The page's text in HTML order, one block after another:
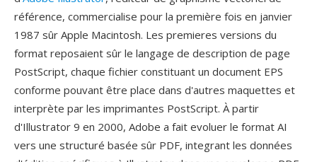
référence, commercialise pour la première fois en janvier
1987 sûr Apple Macintosh. Les premieres versions du
format reposaient sûr le langage de description de page
PostScript, chaque fichier constituant un document EPS
conforme pouvant être place dans d'autres maquettes et
interprète par les imprimantes PostScript. À partir
d'Illustrator 9 en 2000, Adobe a fait evoluer le format AI
vers une structuré basée sûr PDF, integrant les données